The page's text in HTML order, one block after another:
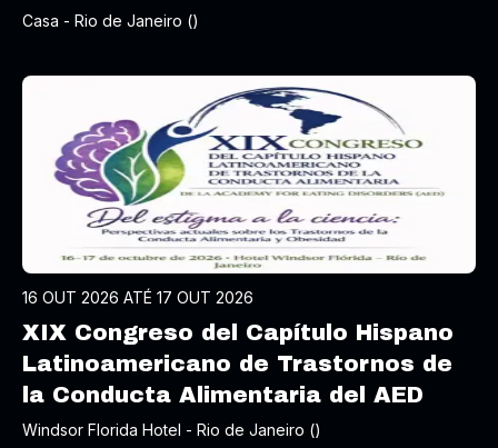
Casa - Rio de Janeiro ()
16 OUT 2026 ATÉ 17 OUT 2026
XIX Congreso del Capítulo Hispano
Latinoamericano de Trastornos de
la Conducta Alimentaria del AED
Windsor Florida Hotel - Rio de Janeiro ()